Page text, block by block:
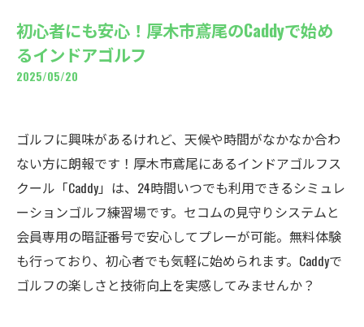
初心者にも安心！厚木市鳶尾のCaddyで始め
るインドアゴルフ
2025/05/20
ゴルフに興味があるけれど、天候や時間がなかなか合わ
ない方に朗報です！厚木市鳶尾にあるインドアゴルフス
クール「Caddy」は、24時間いつでも利用できるシミュレ
ーションゴルフ練習場です。セコムの見守りシステムと
会員専用の暗証番号で安心してプレーが可能。無料体験
も行っており、初心者でも気軽に始められます。Caddyで
ゴルフの楽しさと技術向上を実感してみませんか？